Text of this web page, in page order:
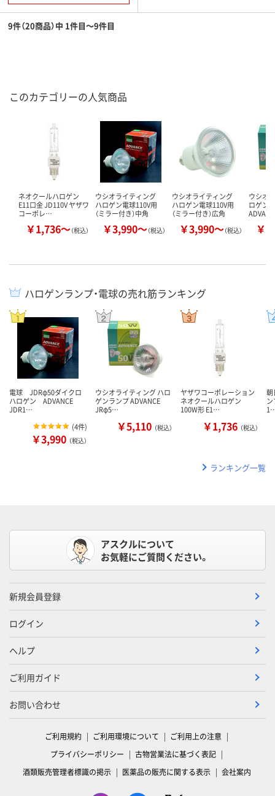
9件（20商品）中 1件目～9件目
このカテゴリーの人気商品
ネオクールハロゲン
E11口金 JD110V ヤザワ
コーポレ…
￥1,736～（税込）
ウシオライティング
ハロゲン電球110V用
（ミラー付き）中角
￥3,990～（税込）
ウシオライティング
ハロゲン電球110V用
（ミラー付き）広角
￥3,990～（税込）
ウシオ
ロゲン
￥
ハロゲンランプ・電球の売れ筋ランキング
電球 JDRφ50ダイクロ
ハロゲン ADVANCE
JDR1…
(4件)
￥3,990 （税込）
ウシオライティング ハロ
ゲンランプ ADVANCE
JRφ5…
￥5,110 （税込）
ヤザワコーポレーション
ネオクールハロゲン
100W形 E1…
￥1,736 （税込）
朝
ランキング一覧
アスクルについて
お気軽にご質問ください。
新規会員登録
ログイン
ヘルプ
ご利用ガイド
お問い合わせ
ご利用規約 ご利用環境について
ご利用上の注意
プライバシーポリシー
古物営業法に基づく表記
酒類販売管理者標識の掲示
医薬品の販売に関する表示 会社案内